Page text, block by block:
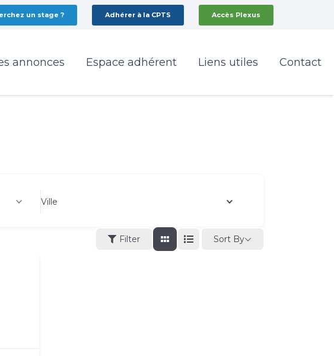
un stage ? Adhérer à la CPTS Accès Plexus
annonces Espace adhérent Liens utiles Contact
Ville
Filter Sort By